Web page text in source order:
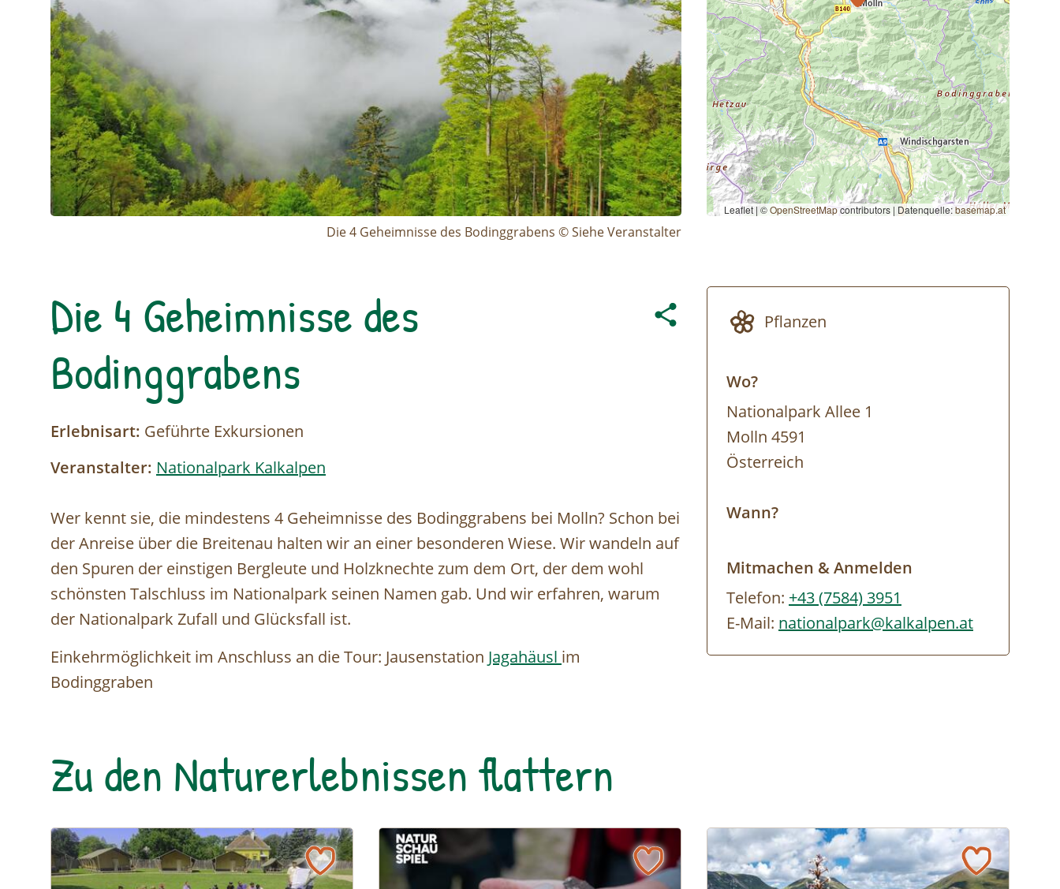
Die 4 Geheimnisse des Bodinggrabens © Siehe Veranstalter
Leaflet | ©OpenStreetMapcontributors | Datenquelle:basemap.at
Die 4 Geheimnisse des
Bodinggrabens
Erlebnisart: Geführte Exkursionen
Veranstalter: Nationalpark Kalkalpen
Wer kennt sie, die mindestens 4 Geheimnisse des Bodinggrabens bei Molln? Schon bei
der Anreise über die Breitenau halten wir an einer besonderen Wiese. Wir wandeln auf
den Spuren der einstigen Bergleute und Holzknechte zum dem Ort, der dem wohl
schönsten Talschluss im Nationalpark seinen Namen gab. Und wir erfahren, warum
der Nationalpark Zufall und Glücksfall ist.
Einkehrmöglichkeit im Anschluss an die Tour: Jausenstation Jagahäusl im
Bodinggraben
Pflanzen
Wo?
Nationalpark Allee 1
Molln 4591
Österreich
Wann?
Mitmachen & Anmelden
Telefon: +43 (7584) 3951
E-Mail: nationalpark@kalkalpen.at
Zu den Naturerlebnissen flattern